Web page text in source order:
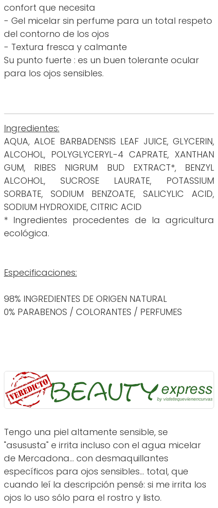
confort que necesita
- Gel micelar sin perfume para un total respeto
del contorno de los ojos
- Textura fresca y calmante
Su punto fuerte : es un buen tolerante ocular
para los ojos sensibles.
Ingredientes:
AQUA, ALOE BARBADENSIS LEAF JUICE, GLYCERIN,
ALCOHOL, POLYGLYCERYL-4 CAPRATE, XANTHAN
GUM, RIBES NIGRUM BUD EXTRACT*, BENZYL
ALCOHOL, SUCROSE LAURATE, POTASSIUM
SORBATE, SODIUM BENZOATE, SALICYLIC ACID,
SODIUM HYDROXIDE, CITRIC ACID
* Ingredientes procedentes de la agricultura
ecológica.
Especificaciones:
98% INGREDIENTES DE ORIGEN NATURAL
0% PARABENOS / COLORANTES / PERFUMES
Tengo una piel altamente sensible, se
"asususta" e irrita incluso con el agua micelar
de Mercadona... con desmaquillantes
específicos para ojos sensibles... total, que
cuando leí la descripción pensé: si me irrita los
ojos lo uso sólo para el rostro y listo.